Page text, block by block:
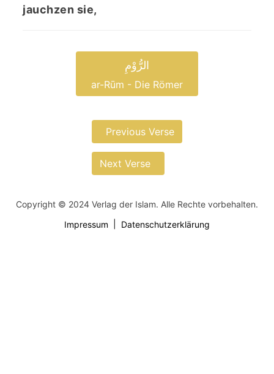
jauchzen sie,
الرُّوْمِ
ar-Rūm - Die Römer
Previous Verse
Next Verse
Copyright © 2024 Verlag der Islam. Alle Rechte vorbehalten.
Impressum
Datenschutzerklärung